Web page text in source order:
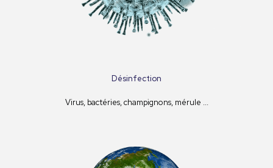
Désinfection
Virus, bactéries, champignons, mérule ...